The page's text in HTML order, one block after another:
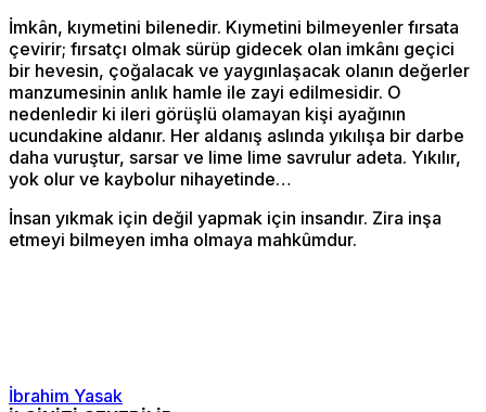
İmkân, kıymetini bilenedir. Kıymetini bilmeyenler fırsata
çevirir; fırsatçı olmak sürüp gidecek olan imkânı geçici
bir hevesin, çoğalacak ve yaygınlaşacak olanın değerler
manzumesinin anlık hamle ile zayi edilmesidir. O
nedenledir ki ileri görüşlü olamayan kişi ayağının
ucundakine aldanır. Her aldanış aslında yıkılışa bir darbe
daha vuruştur, sarsar ve lime lime savrulur adeta. Yıkılır,
yok olur ve kaybolur nihayetinde…
İnsan yıkmak için değil yapmak için insandır. Zira inşa
etmeyi bilmeyen imha olmaya mahkûmdur.
İbrahim Yasak